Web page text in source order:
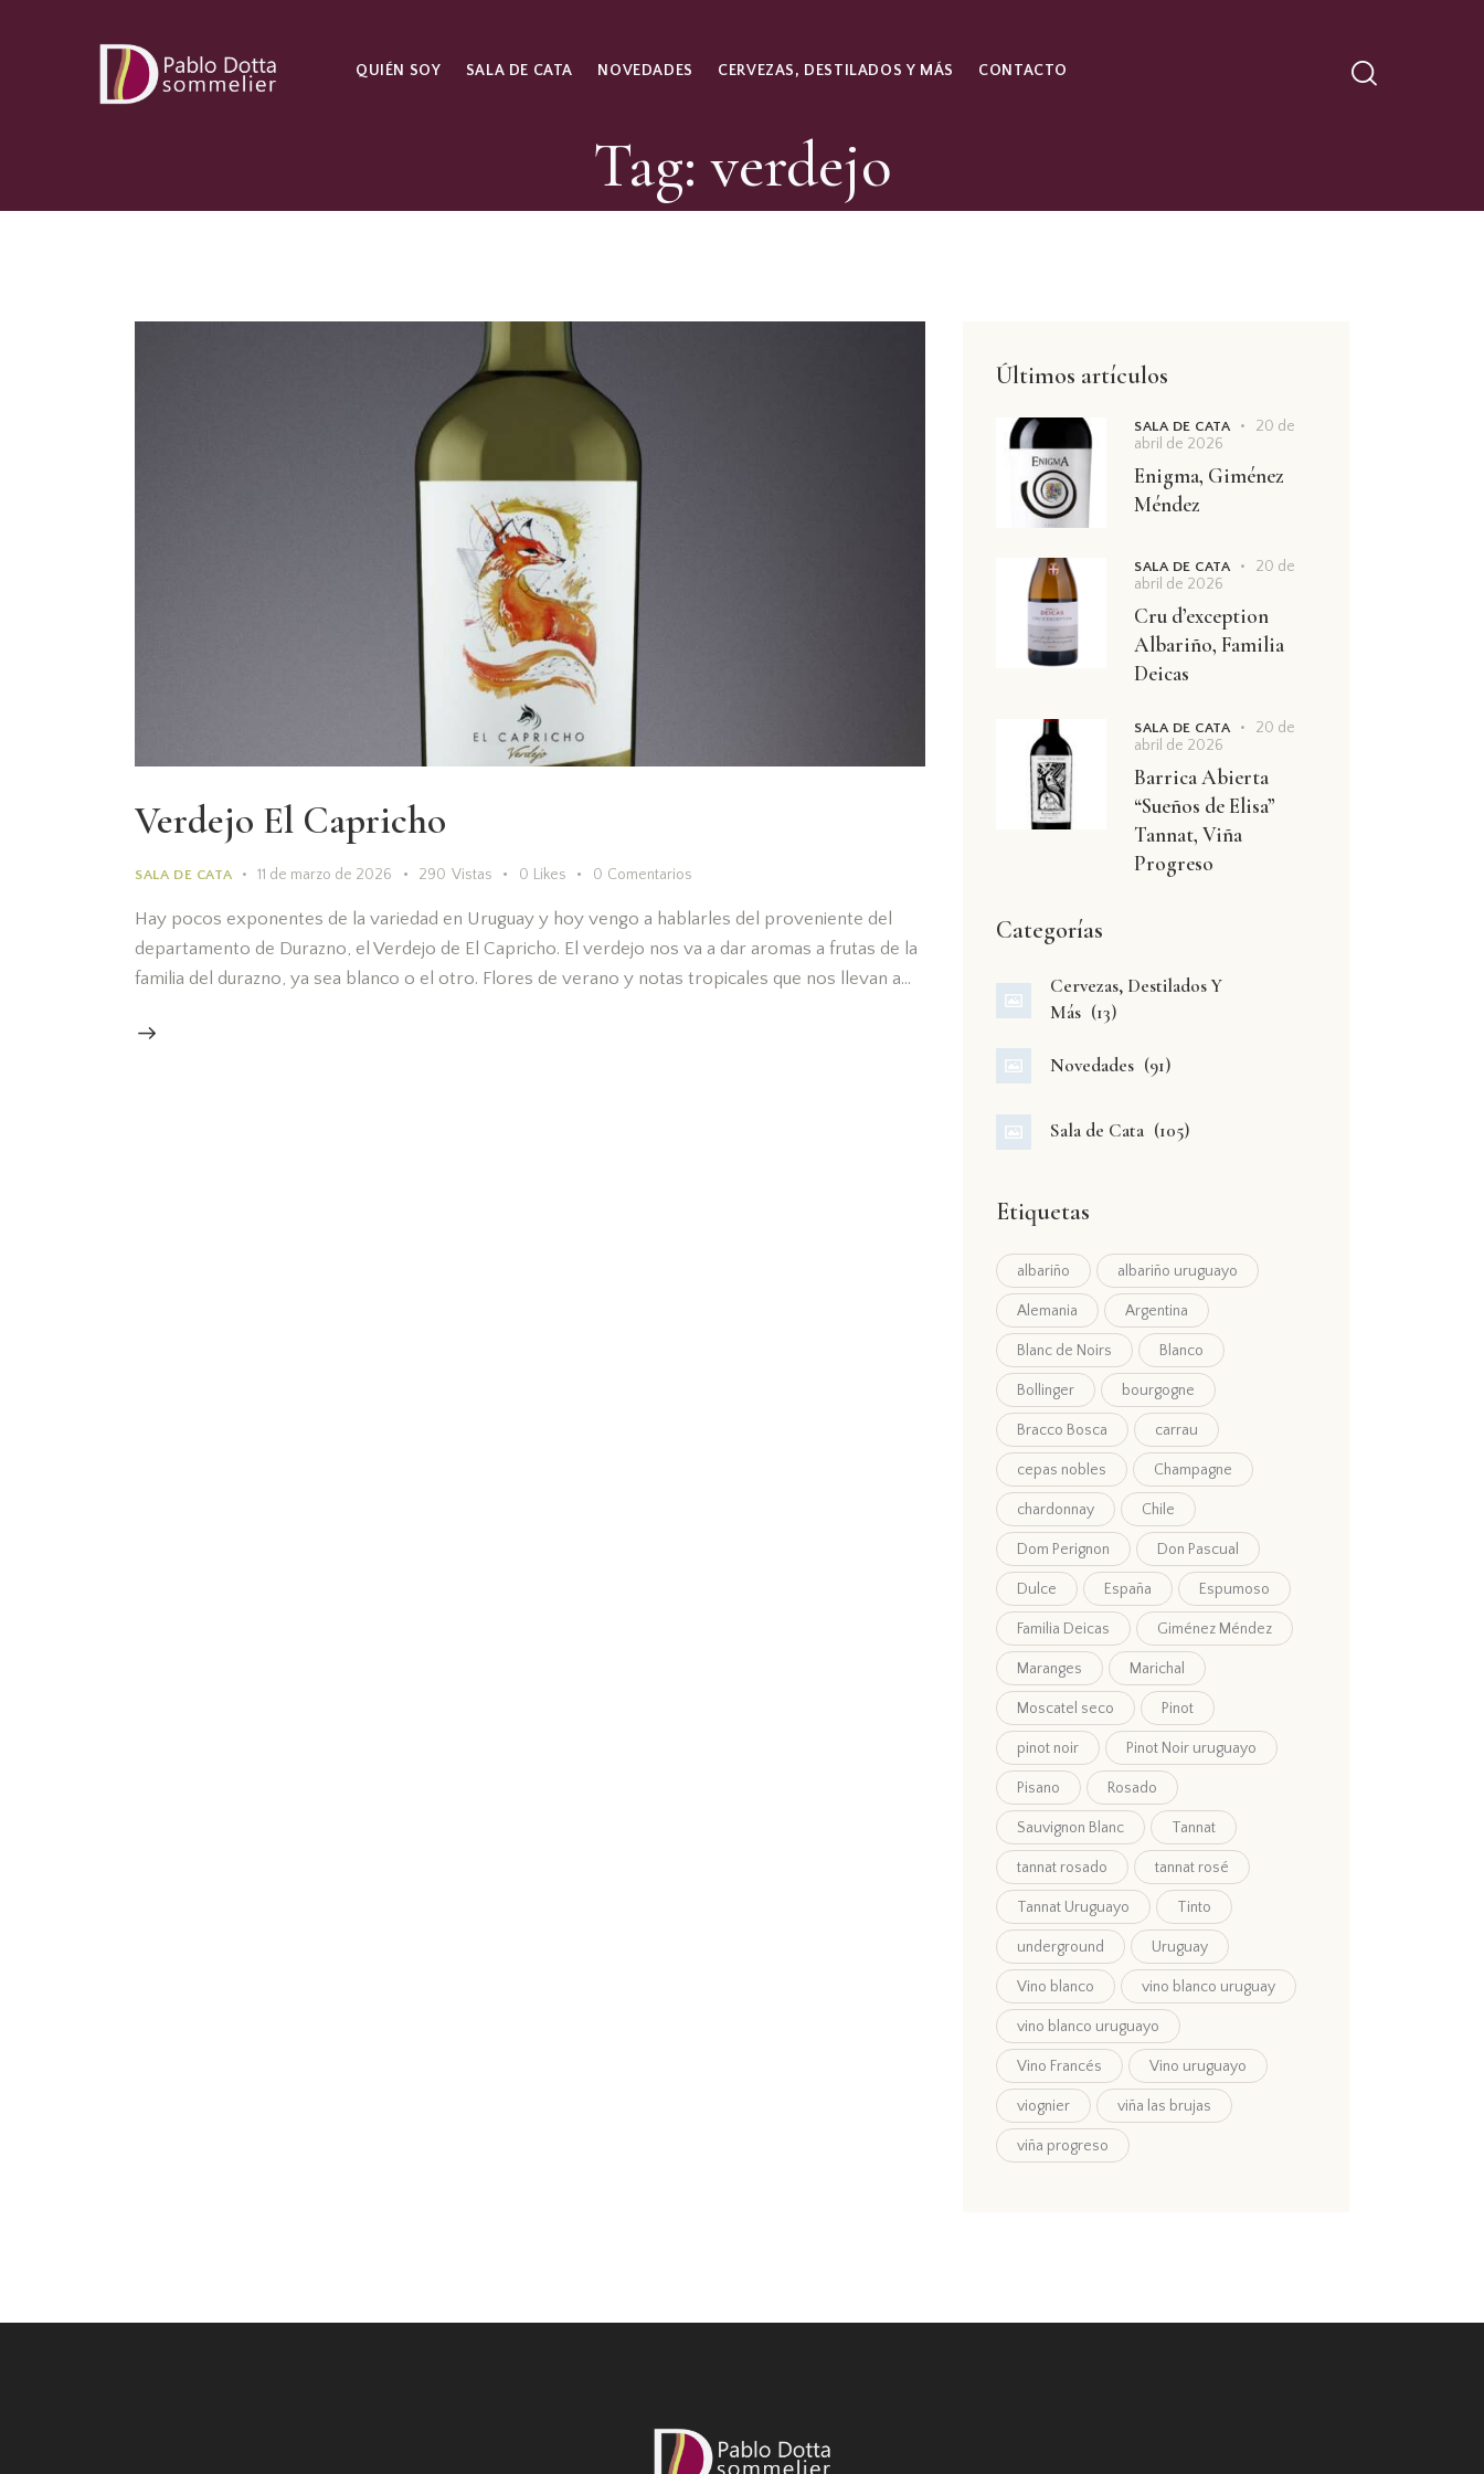
QUIÉN SOY SALA DE CATA NOVEDADES CERVEZAS, DESTILADOS Y MÁS CONTACTO
Tag: verdejo
Verdejo El Capricho
SALA DE CATA 11 de marzo de 2026 290 Vistas 0 Likes 0 Comentarios
Hay pocos exponentes de la variedad en Uruguay y hoy vengo a hablarles del proveniente del
departamento de Durazno, el Verdejo de El Capricho. El verdejo nos va a dar aromas a frutas de la
familia del durazno, ya sea blanco o el otro. Flores de verano y notas tropicales que nos llevan a…
Últimos artículos
SALA DE CATA
20 de
abril de 2026
Enigma, Giménez
Méndez
SALA DE CATA
20 de
abril de 2026
Cru d’exception
Albariño, Familia
Deicas
SALA DE CATA
20 de
abril de 2026
Barrica Abierta
“Sueños de Elisa”
Tannat, Viña
Progreso
Categorías
Cervezas, Destilados Y
Más (13)
Novedades (91)
Sala de Cata (105)
Etiquetas
albariño albariño uruguayo
Alemania Argentina
Blanc de Noirs Blanco
Bollinger bourgogne
Bracco Bosca carrau
cepas nobles Champagne
chardonnay Chile
Dom Perignon Don Pascual
Dulce España Espumoso
Familia Deicas Giménez Méndez
Maranges Marichal
Moscatel seco Pinot
pinot noir Pinot Noir uruguayo
Pisano Rosado
Sauvignon Blanc Tannat
tannat rosado tannat rosé
Tannat Uruguayo Tinto
underground Uruguay
Vino blanco vino blanco uruguay
vino blanco uruguayo
Vino Francés Vino uruguayo
viognier viña las brujas
viña progreso